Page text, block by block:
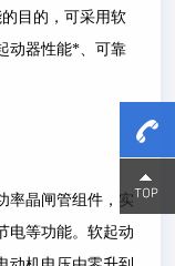
目的，可采用软
动器性能*、可靠
晶闸管组件，实
电等功能。软起动